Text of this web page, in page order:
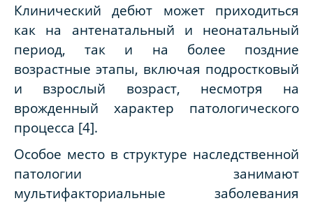
Клинический дебют может приходиться
как на антенатальный и неонатальный
период, так и на более поздние
возрастные этапы, включая подростковый
и взрослый возраст, несмотря на
врожденный характер патологического
процесса [4].
Особое место в структуре наследственной
патологии занимают
мультифакториальные заболевания